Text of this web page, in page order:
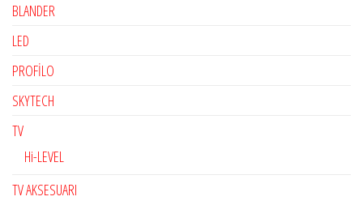
BLANDER
LED
PROFİLO
SKYTECH
TV
Hi-LEVEL
TV AKSESUARI